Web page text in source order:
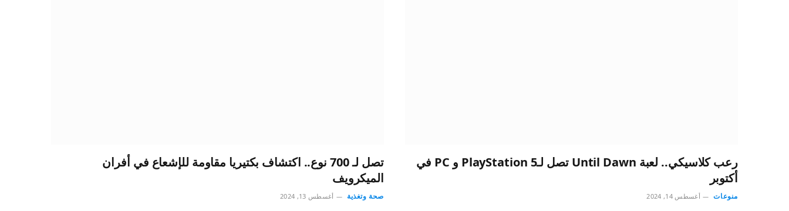
رعب كلاسيكي.. لعبة Until Dawn تصل لـPlayStation 5 و PC في
أكتوبر
منوعات أغسطس 14, 2024
تصل لـ 700 نوع.. اكتشاف بكتيريا مقاومة للإشعاع في أفران
الميكرويف
صحة وتغذية أغسطس 13, 2024